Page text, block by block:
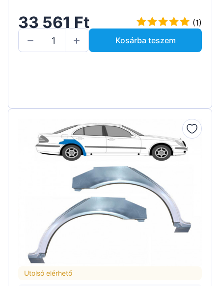
33 561 Ft
(1)
Kosárba teszem
Utolsó elérhető